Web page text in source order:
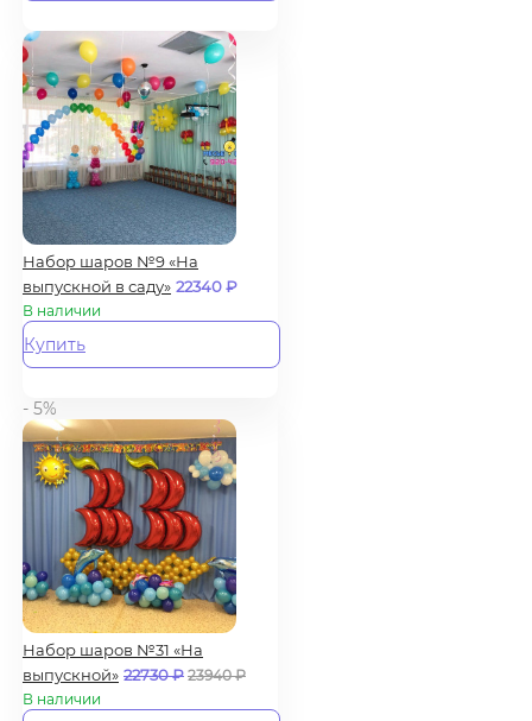
Набор шаров №9 «На
выпускной в саду» 22340₽
В наличии
Купить
- 5%
Набор шаров №31 «На
выпускной» 22730₽ 23940₽
В наличии